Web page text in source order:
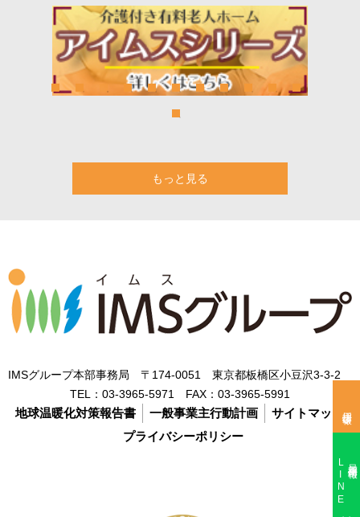
LINE
もっと見る
IMSグループ本部事務局 〒174-0051 東京都板橋区小豆沢3-3-2
TEL： 03-3965-5971 FAX： 03-3965-5991
地球温暖化対策報告書 一般事業主行動計画
サイトマップ
プライバシーポリシー